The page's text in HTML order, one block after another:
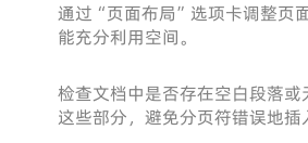
通过“页面布局”选项卡调整页
能充分利用空间。
检查文档中是否存在空白段落
这些部分，避免分页符错误地插